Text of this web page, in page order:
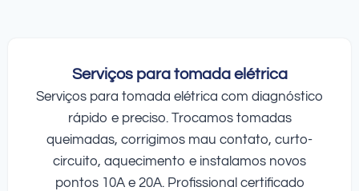
Serviços para tomada elétrica
Serviços para tomada elétrica com diagnóstico
rápido e preciso. Trocamos tomadas
queimadas, corrigimos mau contato, curto-
circuito, aquecimento e instalamos novos
pontos 10A e 20A. Profissional certificado